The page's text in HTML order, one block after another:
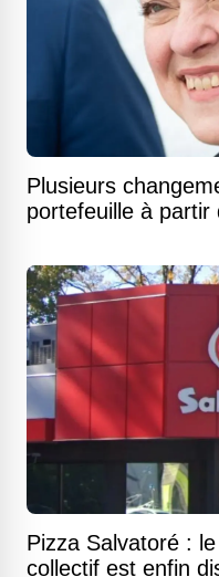
Plusieurs
portefeuille à partir
Pizza Salvatoré :
collectif est enfin